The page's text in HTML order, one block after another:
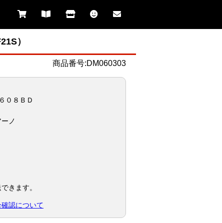
）
商品番号:DM060303
０８ＢＤ
ノ
きます。
認について